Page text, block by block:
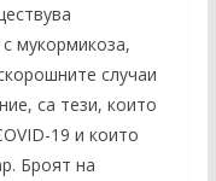
мукормикоза,
случаи
са тези, които
19 и които
Броят на